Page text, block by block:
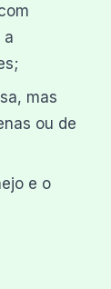
a
mas
ou de
e o